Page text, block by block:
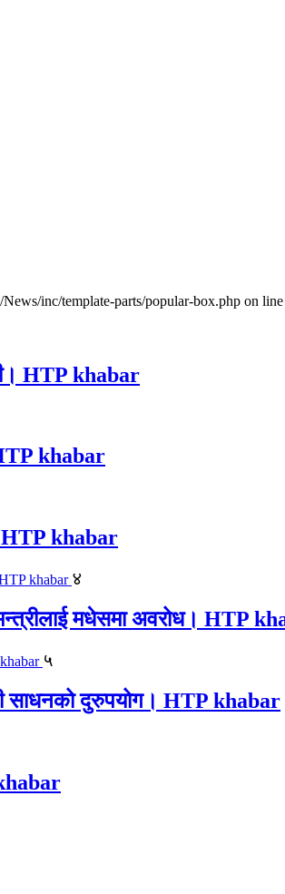
inc/template-parts/popular-box.php on
HTP khabar
HTP khabar
HTP khabar
४
मधेसमा अवरोध। HTP
५
साधनको दुरुपयोग। HTP khabar